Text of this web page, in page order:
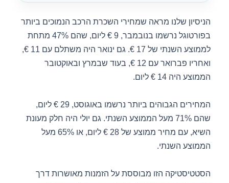
הניסיון שלנו מראה שמחירי השכרת הרכב הנמוכים ביותר
בפורטוגל נרשמו בנובמבר, 9 € ליום, שהם 47% מתחת
לממוצע השנתי של 17 €. גם ינואר היה משתלם עם 11 €,
ואחריו פברואר עם 12 €, בעוד שבמרץ ובאוקטובר
הממוצע היה 14 € ליום.
המחירים הגבוהים ביותר נרשמו באוגוסט, 29 € ליום,
שהם 71% מעל הממוצע השנתי. גם יולי היה חלק מעונת
השיא, עם מחיר ממוצע של 28 € ליום, או 65% מעל
הממוצע השנתי.
הסטטיסטיקה הזו מבוססת על הזמנות מאושרות דרך